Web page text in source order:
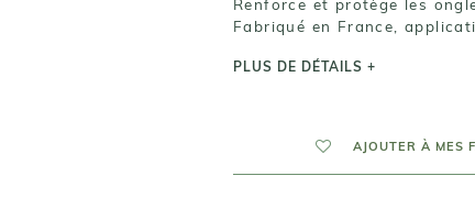
Fabriqué en France,
PLUS DE DÉTAILS +
AJOUTER À MES